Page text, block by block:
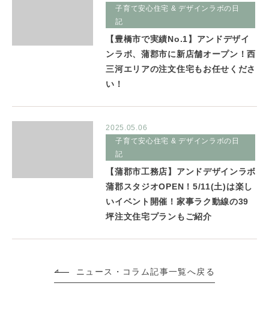
子育て安心住宅 & デザインラボの日
記
【豊橋市で実績No.1】アンドデザイ
ンラボ、蒲郡市に新店舗オープン！西
三河エリアの注文住宅もお任せくださ
い！
2025.05.06
子育て安心住宅 & デザインラボの日
記
【蒲郡市工務店】アンドデザインラボ
蒲郡スタジオOPEN！5/11(土)は楽し
いイベント開催！家事ラク動線の39
坪注文住宅プランもご紹介
ニュース・コラム記事一覧へ戻る